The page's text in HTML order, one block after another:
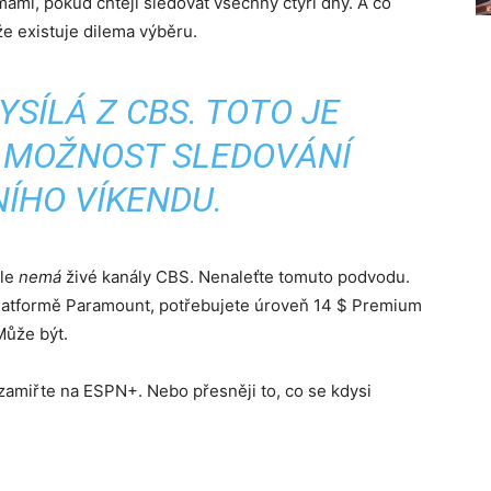
existuje dilema výběru.
Z CBS. TOTO JE
SLEDOVÁNÍ
VÍKENDU.
nemá živé kanály CBS. Nenaleťte tomuto podvodu.
Paramount, potřebujete úroveň 14 $ Premium
být.
na ESPN+. Nebo přesněji to, co se kdysi